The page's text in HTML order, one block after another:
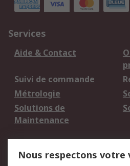
Services
Aide & Contact
Suivi de commande
Métrologie
Solutions de
Maintenance
Nous respectons votre